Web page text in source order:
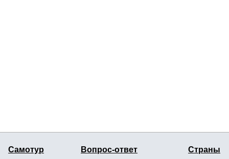
Самотур Вопрос-ответ Страны